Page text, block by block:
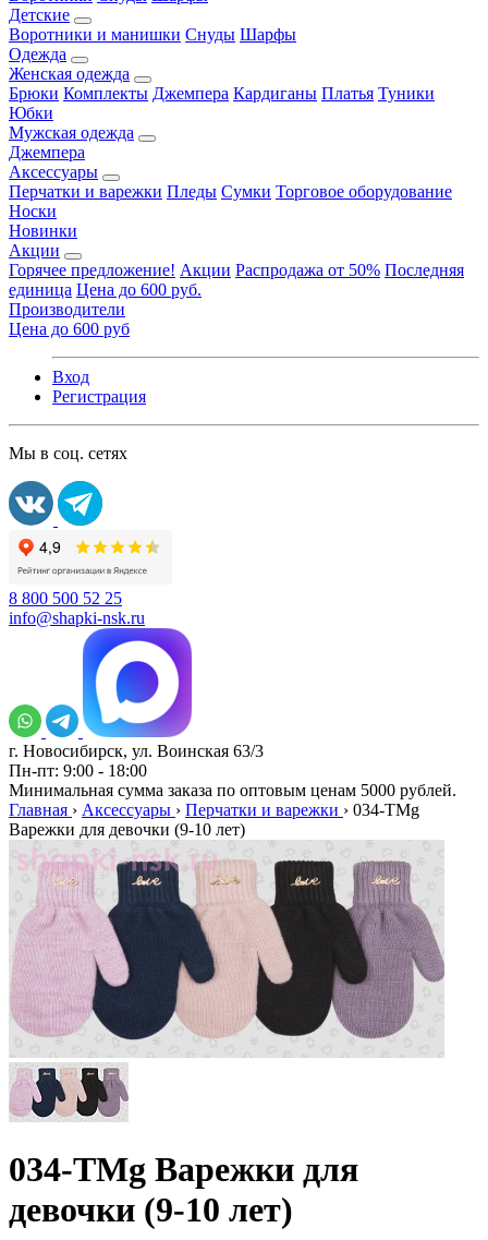
Детские
Воротники и манишки Снуды Шарфы
Одежда
Женская одежда
Брюки Комплекты Джемпера Кардиганы Платья Туники
Юбки
Мужская одежда
Джемпера
Аксессуары
Перчатки и варежки Пледы Сумки Торговое оборудование
Носки
Новинки
Акции
Горячее предложение! Акции Распродажа от 50% Последняя
единица Цена до 600 руб.
Производители
Цена до 600 руб
Вход
Регистрация
Мы в соц. сетях
8 800 500 52 25
info@shapki-nsk.ru
г. Новосибирск, ул. Воинская 63/3
Пн-пт: 9:00 - 18:00
Минимальная сумма заказа по оптовым ценам 5000 рублей.
Главная › Аксессуары › Перчатки и варежки › 034-TMg
Варежки для девочки (9-10 лет)
034-TMg Варежки для
девочки (9-10 лет)